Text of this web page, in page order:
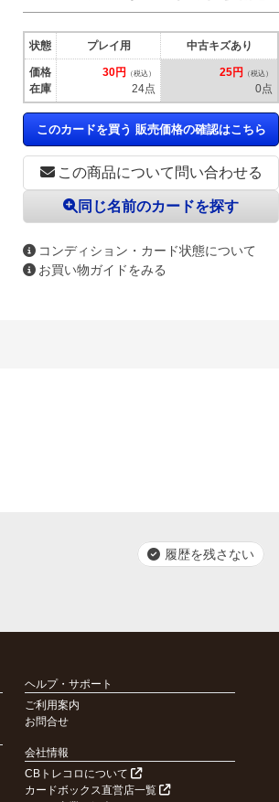
この商品について問い合わせる
同じ名前のカードを探す
コンディション・カード状態について
お買い物ガイドをみる
状態
価格
在庫
プレイ用
30円 （税込）
24点
中古キズあり
25円 （税込）
0点
このカードを買う 販売価格の確認はこちら
履歴を残さない
ヘルプ・サポート
ご利用案内
お問合せ
会社情報
CBトレコロについて
カードボックス直営店一覧